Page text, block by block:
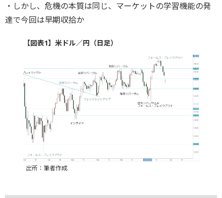
・しかし、危機の本質は同じ、マーケットの学習機能の発
達で今回は早期収拾か
【図表1】米ドル／円（日足）
出所：筆者作成